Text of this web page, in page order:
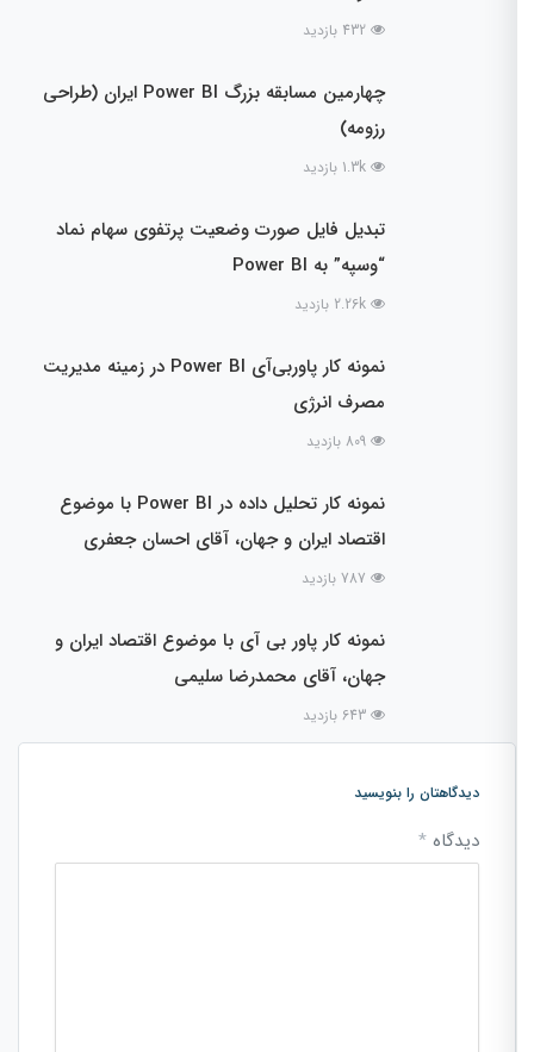
432 بازدید
چهارمین مسابقه بزرگ Power BI ایران (طراحی
رزومه)
1.3k بازدید
تبدیل فایل صورت وضعیت پرتفوی سهام نماد
“وسپه” به Power BI
2.26k بازدید
نمونه کار پاوربی‌آی Power BI در زمینه مدیریت
مصرف انرژی
809 بازدید
نمونه کار تحلیل داده در Power BI با موضوع
اقتصاد ایران و جهان، آقای احسان جعفری
787 بازدید
نمونه کار پاور بی آی با موضوع اقتصاد ایران و
جهان، آقای محمدرضا سلیمی
643 بازدید
دیدگاهتان را بنویسید
دیدگاه*